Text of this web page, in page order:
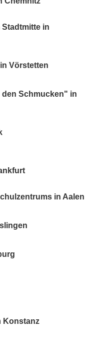
in
Vörstetten
Schmucken" in
in Aalen
Konstanz